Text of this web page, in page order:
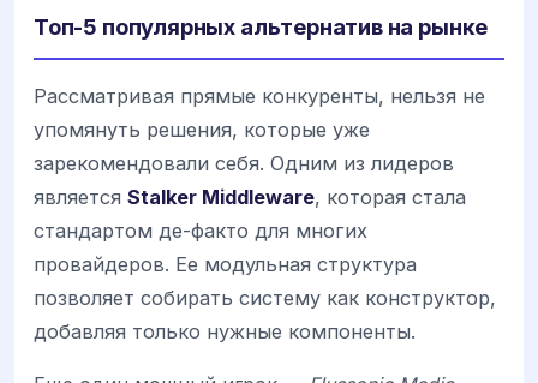
Топ-5 популярных альтернатив на рынке
Рассматривая прямые конкуренты, нельзя не
упомянуть решения, которые уже
зарекомендовали себя. Одним из лидеров
является Stalker Middleware, которая стала
стандартом де-факто для многих
провайдеров. Ее модульная структура
позволяет собирать систему как конструктор,
добавляя только нужные компоненты.